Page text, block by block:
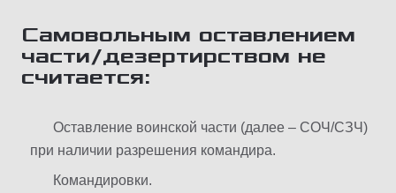
Самовольным оставлением
части/дезертирством не
считается:
Оставление воинской части (далее – СОЧ/СЗЧ)
при наличии разрешения командира.
Командировки.